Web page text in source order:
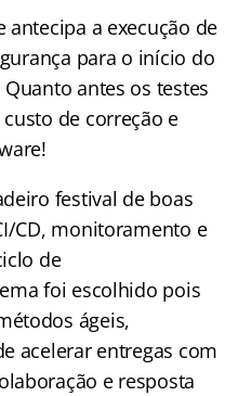
antecipa a execução de
para o início do
antes os testes
de correção e
festival de boas
CD, monitoramento e
de
foi escolhido pois
ágeis,
acelerar entregas com
e resposta